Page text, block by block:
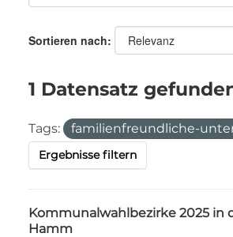
Sortieren nach
1 Datensatz
Tags: familienfreundliche-
Ergebnisse filtern
Kommunalwahlbezirke 2025 in
Hamm